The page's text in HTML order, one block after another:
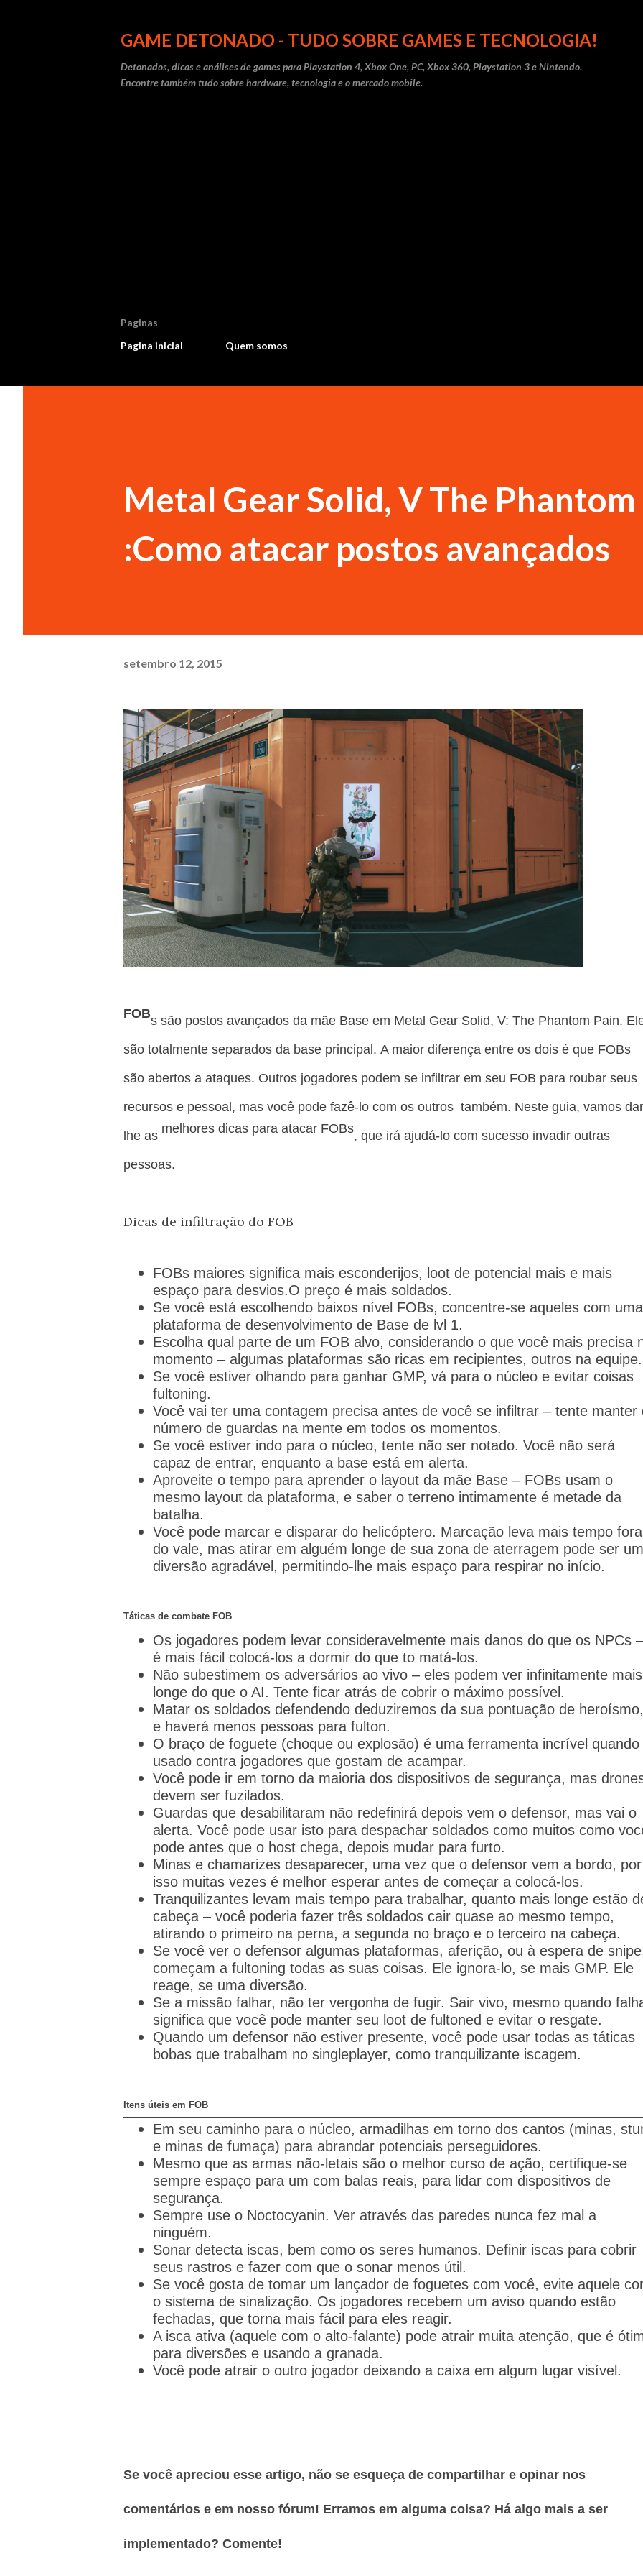
GAME DETONADO - TUDO SOBRE GAMES E TECNOLOGIA!
Detonados, dicas e análises de games para Playstation 4, Xbox One, PC, Xbox 360, Playstation 3 e Nintendo.
Encontre também tudo sobre hardware, tecnologia e o mercado mobile.
Paginas
Pagina inicial
Quem somos
Metal Gear Solid, V The
:Como atacar postos avançados
setembro 12, 2015
FOBs são postos avançados da mãe Base em Metal Gear Solid, V: The Phantom Pain.
são totalmente separados da base principal. A maior diferença entre os dois é que FOBs
são abertos a ataques. Outros jogadores podem se infiltrar em seu FOB para roubar seus
recursos e pessoal, mas você pode fazê-lo com os outros também. Neste guia, vamos
lhe as melhores dicas para atacar FOBs, que irá ajudá-lo com sucesso invadir outras
pessoas.
Dicas de infiltração do FOB
FOBs maiores significa mais esconderijos, loot de potencial mais e mais
espaço para desvios.O preço é mais soldados.
Se você está escolhendo baixos nível FOBs, concentre-se aqueles com uma
plataforma de desenvolvimento de Base de lvl 1.
Escolha qual parte de um FOB alvo, considerando o que você mais precisa
momento – algumas plataformas são ricas em recipientes, outros na equipe.
Se você estiver olhando para ganhar GMP, vá para o núcleo e evitar coisas
fultoning.
Você vai ter uma contagem precisa antes de você se infiltrar – tente manter
número de guardas na mente em todos os momentos.
Se você estiver indo para o núcleo, tente não ser notado.Você não será
capaz de entrar, enquanto a base está em alerta.
Aproveite o tempo para aprender o layout da mãe Base – FOBs usam o
mesmo layout da plataforma, e saber o terreno intimamente é metade da
batalha.
Você pode marcar e disparar do helicóptero. Marcação leva mais tempo fora
do vale, mas atirar em alguém longe de sua zona de aterragem pode ser
diversão agradável, permitindo-lhe mais espaço para respirar no início.
Táticas de combate FOB
Os jogadores podem levar consideravelmente mais danos do que os NPCs
é mais fácil colocá-los a dormir do que to matá-los.
Não subestimem os adversários ao vivo – eles podem ver infinitamente mais
longe do que o AI.Tente ficar atrás de cobrir o máximo possível.
Matar os soldados defendendo deduziremos da sua pontuação de
e haverá menos pessoas para fulton.
O braço de foguete (choque ou explosão) é uma ferramenta incrível quando
usado contra jogadores que gostam de acampar.
Você pode ir em torno da maioria dos dispositivos de segurança, mas
devem ser fuzilados.
Guardas que desabilitaram não redefinirá depois vem o defensor, mas vai o
alerta.Você pode usar isto para despachar soldados como muitos como
pode antes que o host chega, depois mudar para furto.
Minas e chamarizes desaparecer, uma vez que o defensor vem a bordo, por
isso muitas vezes é melhor esperar antes de começar a colocá-los.
Tranquilizantes levam mais tempo para trabalhar, quanto mais longe estão
cabeça – você poderia fazer três soldados cair quase ao mesmo tempo,
atirando o primeiro na perna, a segunda no braço e o terceiro na cabeça.
Se você ver o defensor algumas plataformas, aferição, ou à espera de
começam a fultoning todas as suas coisas. Ele ignora-lo, se mais GMP. Ele
reage, se uma diversão.
Se a missão falhar, não ter vergonha de fugir. Sair vivo, mesmo quando
significa que você pode manter seu loot de fultoned e evitar o resgate.
Quando um defensor não estiver presente, você pode usar todas as táticas
bobas que trabalham no singleplayer, como tranquilizante iscagem.
Itens úteis em FOB
Em seu caminho para o núcleo, armadilhas em torno dos cantos (minas,
e minas de fumaça) para abrandar potenciais perseguidores.
Mesmo que as armas não-letais são o melhor curso de ação, certifique-se
sempre espaço para um com balas reais, para lidar com dispositivos de
segurança.
Sempre use o Noctocyanin.Ver através das paredes nunca fez mal a
ninguém.
Sonar detecta iscas, bem como os seres humanos. Definir iscas para cobrir
seus rastros e fazer com que o sonar menos útil.
Se você gosta de tomar um lançador de foguetes com você, evite aquele
o sistema de sinalização. Os jogadores recebem um aviso quando estão
fechadas, que torna mais fácil para eles reagir.
A isca ativa (aquele com o alto-falante) pode atrair muita atenção, que é
para diversões e usando a granada.
Você pode atrair o outro jogador deixando a caixa em algum lugar visível.
Se você apreciou esse artigo, não se esqueça de compartilhar e opinar nos
comentários e em nosso fórum! Erramos em alguma coisa? Há algo mais a ser
implementado? Comente!